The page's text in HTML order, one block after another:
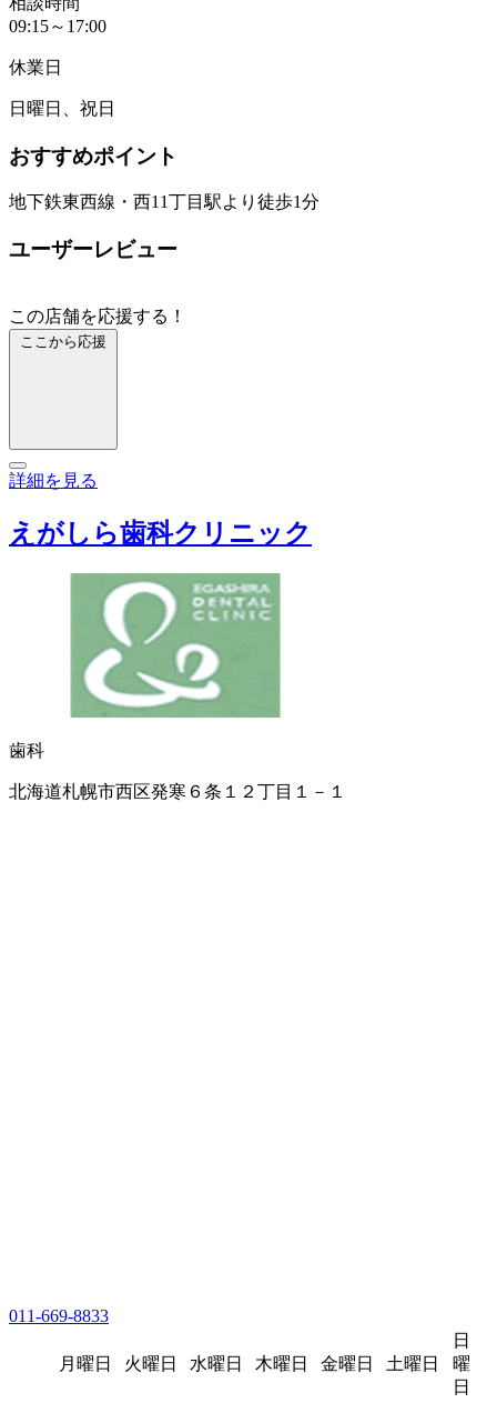
09:15～17:00
休業日
日曜日、祝日
おすすめポイント
地下鉄東西線・西11丁目駅より徒歩1分
ユーザーレビュー
この店舗を応援する！
ここから応援
詳細を見る
えがしら歯科クリニック
歯科
北海道札幌市西区発寒６条１２丁目１－１
011-669-8833
月曜日 火曜日 水曜日 木曜日 金曜日 土曜日
日
曜
日